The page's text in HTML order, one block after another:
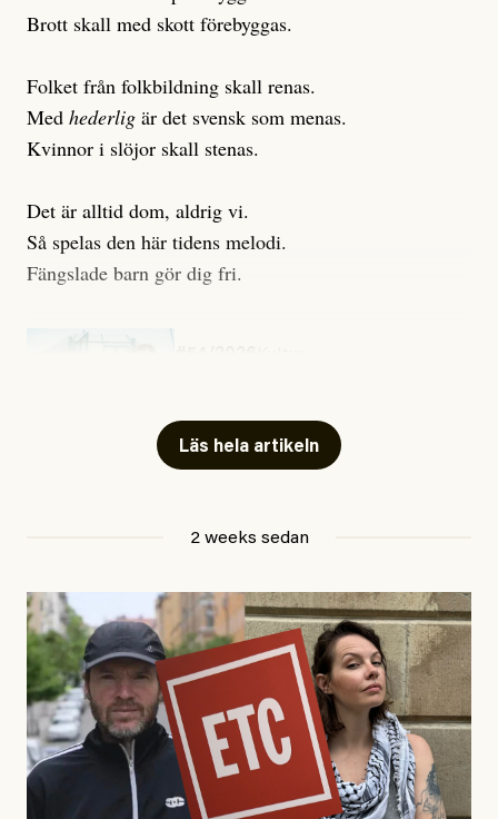
Brott skall med skott förebyggas.
Folket från folkbildning skall renas.
Med hederlig är det svensk som menas.
Kvinnor i slöjor skall stenas.
Det är alltid dom, aldrig vi.
Så spelas den här tidens melodi.
Fängslade barn gör dig fri.
Läs hela artikeln
2 weeks sedan